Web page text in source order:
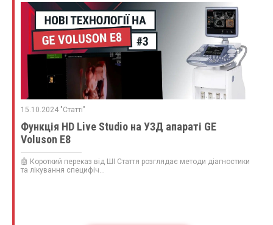
15.10.2024 "Статті"
Функція HD Live Studio на УЗД апараті GE
Voluson E8
🤖 Короткий переказ від ШІ Стаття розглядає методи діагностики
та лікування специфіч...